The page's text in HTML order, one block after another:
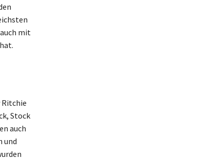
mit
Stock
auch
und